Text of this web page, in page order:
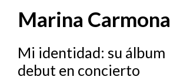
Marina Carmona
Mi identidad: su álbum
debut en concierto